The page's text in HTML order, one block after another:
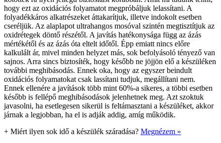
hogy ezt az oxidációs folyamatot megpróbáljuk lelassítani. A
folyadékkáros alkatrészeket áttakarítjuk, illetve indokolt esetben
cseréljük. Az alaplapot ultrahangos mosóval szintén megtisztítjuk az
oxidrétegek döntő részétől. A javítás hatékonysága függ az ázás
mértékétől és az ázás óta eltelt időtől. Épp emiatt nincs előre
kalkulált ár, mivel minden helyzet más, sok befolyásoló tényező van
sajnos. Arra sincs biztosíték, hogy később ne jöjjön elő a készüléken
további meghibásodás. Ennek oka, hogy az egyszer beindult
oxidációs folyamatokat csak lassítani tudjuk, megállítani nem.
Ennek ellenére a javítások több mint 60%-a sikeres, a többi esetben
később is fellépő meghibásodások jelenhetnek meg. Azt szoktuk
javasolni, ha esetlegesen sikerül is feltámasztani a készüléket, akkor
járnak a legjobban, ha el is adják addig, amíg működik.
+ Miért ilyen sok idő a készülék száradása? Megnézem »